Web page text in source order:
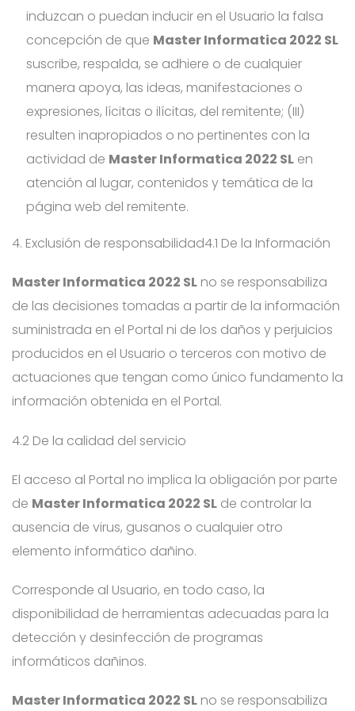
induzcan o puedan inducir en el Usuario la falsa
concepción de que Master Informatica 2022 SL
suscribe, respalda, se adhiere o de cualquier
manera apoya, las ideas, manifestaciones o
expresiones, lícitas o ilícitas, del remitente; (III)
resulten inapropiados o no pertinentes con la
actividad de Master Informatica 2022 SL en
atención al lugar, contenidos y temática de la
página web del remitente.
4. Exclusión de responsabilidad4.1 De la Información
Master Informatica 2022 SL no se responsabiliza
de las decisiones tomadas a partir de la información
suministrada en el Portal ni de los daños y perjuicios
producidos en el Usuario o terceros con motivo de
actuaciones que tengan como único fundamento la
información obtenida en el Portal.
4.2 De la calidad del servicio
El acceso al Portal no implica la obligación por parte
de Master Informatica 2022 SL de controlar la
ausencia de virus, gusanos o cualquier otro
elemento informático dañino.
Corresponde al Usuario, en todo caso, la
disponibilidad de herramientas adecuadas para la
detección y desinfección de programas
informáticos dañinos.
Master Informatica 2022 SL no se responsabiliza